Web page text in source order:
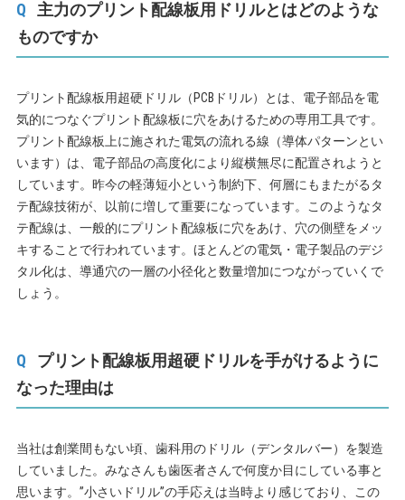
主力のプリント配線板用ドリルとはどのような
ものですか
プリント配線板用超硬ドリル（PCBドリル）とは、電子部品を電
気的につなぐプリント配線板に穴をあけるための専用工具です。
プリント配線板上に施された電気の流れる線（導体パターンとい
います）は、電子部品の高度化により縦横無尽に配置されようと
しています。昨今の軽薄短小という制約下、何層にもまたがるタ
テ配線技術が、以前に増して重要になっています。このようなタ
テ配線は、一般的にプリント配線板に穴をあけ、穴の側壁をメッ
キすることで行われています。ほとんどの電気・電子製品のデジ
タル化は、導通穴の一層の小径化と数量増加につながっていくで
しょう。
プリント配線板用超硬ドリルを手がけるように
なった理由は
当社は創業間もない頃、歯科用のドリル（デンタルバー）を製造
していました。みなさんも歯医者さんで何度か目にしている事と
思います。”小さいドリル”の手応えは当時より感じており、この